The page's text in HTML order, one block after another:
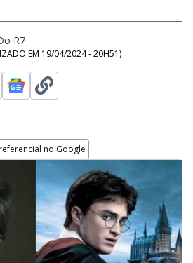
R7
EM 19/04/2024 - 20H51)
no Google